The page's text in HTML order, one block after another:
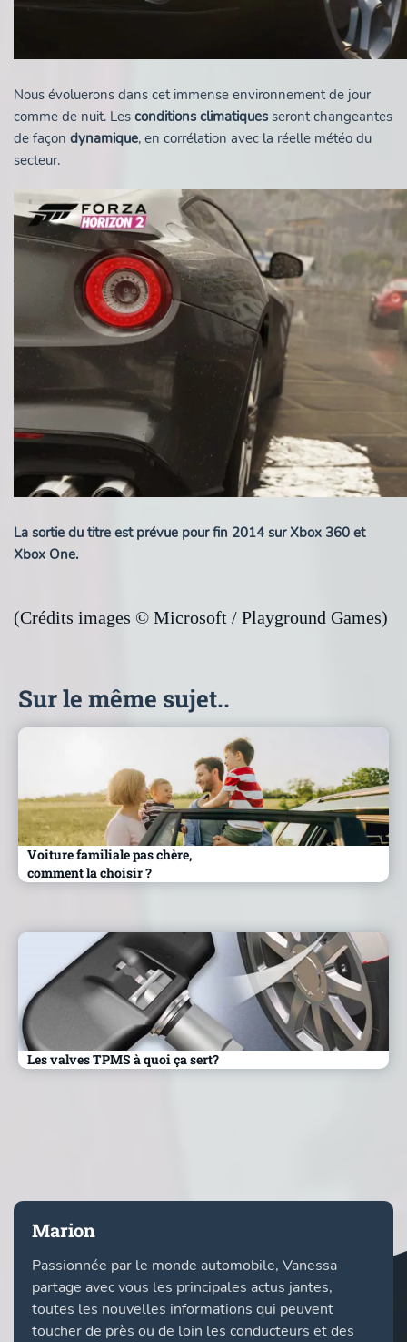
Nous évoluerons dans cet immense environnement de jour
comme de nuit. Les conditions climatiques seront changeantes
de façon dynamique, en corrélation avec la réelle météo du
secteur.
La sortie du titre est prévue pour fin 2014 sur Xbox 360 et
Xbox One.
(Crédits images © Microsoft / Playground Games)
Sur le même sujet..
Voiture familiale pas chère,
comment la choisir ?
Les valves TPMS à quoi ça sert?
Marion
Passionnée par le monde automobile, Vanessa
partage avec vous les principales actus jantes,
toutes les nouvelles informations qui peuvent
toucher de près ou de loin les conducteurs et des